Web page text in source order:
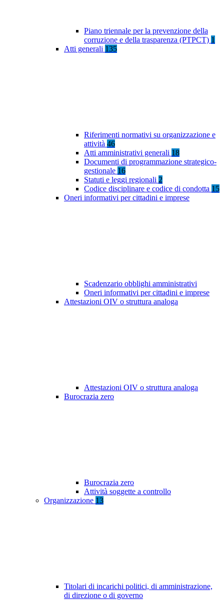
Piano triennale per la prevenzione della
corruzione e della trasparenza (PTPCT) 1
Atti generali 135
Riferimenti normativi su organizzazione e
attività 46
Atti amministrativi generali 18
Documenti di programmazione strategico-
gestionale 16
Statuti e leggi regionali 2
Codice disciplinare e codice di condotta 15
Oneri informativi per cittadini e imprese
Scadenzario obblighi amministrativi
Oneri informativi per cittadini e imprese
Attestazioni OIV o struttura analoga
Attestazioni OIV o struttura analoga
Burocrazia zero
Burocrazia zero
Attività soggette a controllo
Organizzazione 13
Titolari di incarichi politici, di amministrazione,
di direzione o di governo